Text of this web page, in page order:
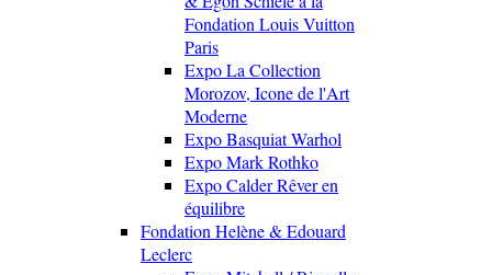
Fondation Louis Vuitton
Paris
Expo La Collection
Morozov, Icone de l'Art
Moderne
Expo Basquiat Warhol
Expo Mark Rothko
Expo Calder Rêver en
équilibre
Fondation Helène & Edouard
Leclerc